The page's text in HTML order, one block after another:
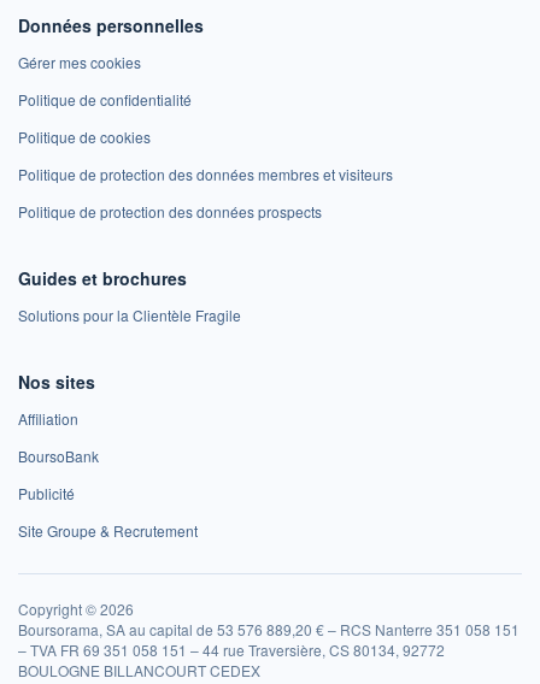
Données personnelles
Gérer mes cookies
Politique de confidentialité
Politique de cookies
Politique de protection des données membres et visiteurs
Politique de protection des données prospects
Guides et brochures
Solutions pour la Clientèle Fragile
Nos sites
Affiliation
BoursoBank
Publicité
Site Groupe & Recrutement
Copyright © 2026
Boursorama, SA au capital de 53 576 889,20 € – RCS Nanterre 351 058 151
– TVA FR 69 351 058 151 – 44 rue Traversière, CS 80134, 92772
BOULOGNE BILLANCOURT CEDEX